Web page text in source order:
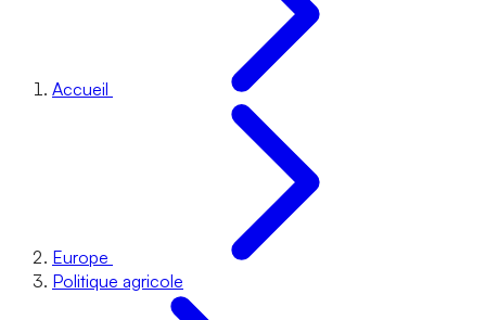
Accueil
Europe
Politique agricole